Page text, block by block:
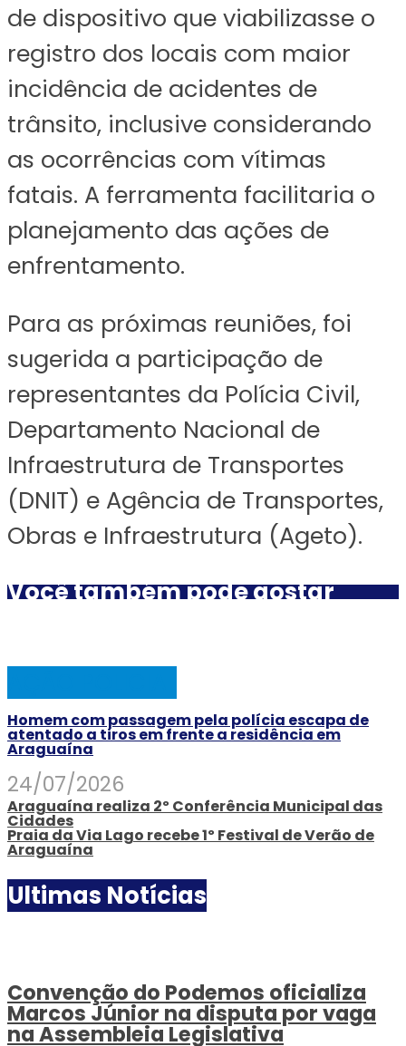
de dispositivo que viabilizasse o
registro dos locais com maior
incidência de acidentes de
trânsito, inclusive considerando
as ocorrências com vítimas
fatais. A ferramenta facilitaria o
planejamento das ações de
enfrentamento.
Para as próximas reuniões, foi
sugerida a participação de
representantes da Polícia Civil,
Departamento Nacional de
Infraestrutura de Transportes
(DNIT) e Agência de Transportes,
Obras e Infraestrutura (Ageto).
Você também pode gostar
Homem com passagem pela polícia escapa de
atentado a tiros em frente a residência em
Araguaína
24/07/2026
Araguaína realiza 2º Conferência Municipal das
Cidades
Praia da Via Lago recebe 1º Festival de Verão de
Araguaína
Ultimas Notícias
Convenção do Podemos oficializa
Marcos Júnior na disputa por vaga
na Assembleia Legislativa